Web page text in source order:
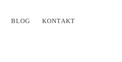
BLOG KONTAKT